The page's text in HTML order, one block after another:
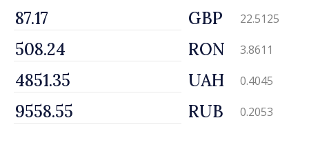
GBP 22.5125
RON 3.8611
UAH 0.4045
RUB 0.2053